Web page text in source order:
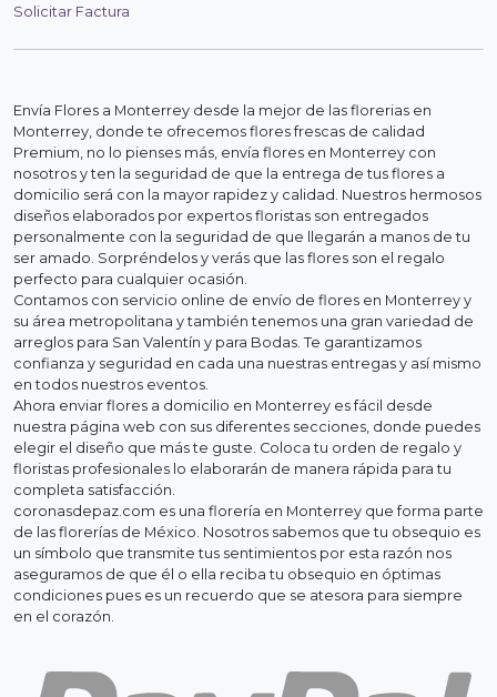
Solicitar Factura
Envía Flores a Monterrey desde la mejor de las florerias en
Monterrey, donde te ofrecemos flores frescas de calidad
Premium, no lo pienses más, envía flores en Monterrey con
nosotros y ten la seguridad de que la entrega de tus flores a
domicilio será con la mayor rapidez y calidad. Nuestros hermosos
diseños elaborados por expertos floristas son entregados
personalmente con la seguridad de que llegarán a manos de tu
ser amado. Sorpréndelos y verás que las flores son el regalo
perfecto para cualquier ocasión.
Contamos con servicio online de envío de flores en Monterrey y
su área metropolitana y también tenemos una gran variedad de
arreglos para San Valentín y para Bodas. Te garantizamos
confianza y seguridad en cada una nuestras entregas y así mismo
en todos nuestros eventos.
Ahora enviar flores a domicilio en Monterrey es fácil desde
nuestra página web con sus diferentes secciones, donde puedes
elegir el diseño que más te guste. Coloca tu orden de regalo y
floristas profesionales lo elaborarán de manera rápida para tu
completa satisfacción.
coronasdepaz.com es una florería en Monterrey que forma parte
de las florerías de México. Nosotros sabemos que tu obsequio es
un símbolo que transmite tus sentimientos por esta razón nos
aseguramos de que él o ella reciba tu obsequio en óptimas
condiciones pues es un recuerdo que se atesora para siempre
en el corazón.